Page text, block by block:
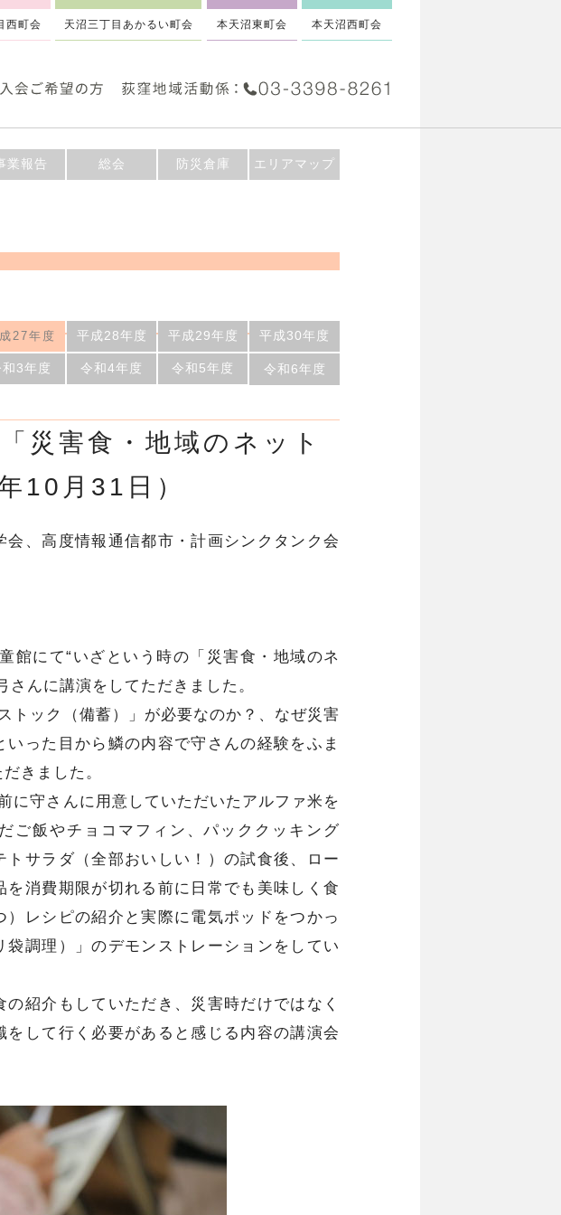
西町会 天沼三丁目あかるい町会 本天沼東町会 本天沼西町会
業報告 総会 防災倉庫 エリアマップ
27年度 平成28年度 平成29年度 平成30年度
和3年度 令和4年度 令和5年度 令和6年度
災害食・地域のネット
10月31日）
、高度情報通信都市・計画シンクタンク会
館にて“いざという時の「災害食・地域のネ
さんに講演をしてただきました。
トック（備蓄）」が必要なのか？、なぜ災害
った目から鱗の内容で守さんの経験をふま
きました。
に守さんに用意していただいたアルファ米を
ご飯やチョコマフィン、パッククッキング
トサラダ（全部おいしい！）の試食後、ロー
を消費期限が切れる前に日常でも美味しく食
レシピの紹介と実際に電気ポッドをつかっ
袋調理）」のデモンストレーションをしてい
紹介もしていただき、災害時だけではなく
をして行く必要があると感じる内容の講演会